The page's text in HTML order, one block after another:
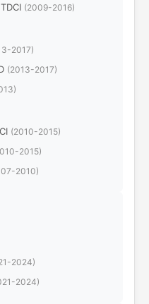
(2009-2016)
2017)
(2013-2017)
(2010-2015)
2015)
2010)
2024)
2024)